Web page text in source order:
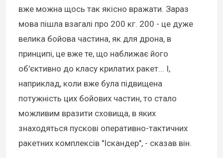
вже можна щось так якісно вражати. Зараз
мова пішла взагалі про 200 кг. 200 - це дуже
велика бойова частина, як для дрона, в
принципі, це вже те, що наближає його
об'єктивно до класу крилатих ракет... І,
наприклад, коли вже була підвищена
потужність цих бойових частин, то стало
можливим вразити сховища, в яких
знаходяться пускові оперативно-тактичних
ракетних комплексів "Іскандер", - сказав він.